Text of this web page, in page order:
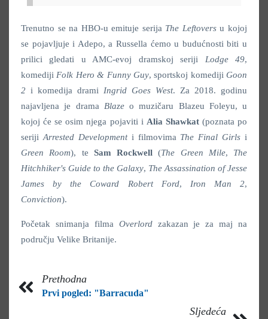
Trenutno se na HBO-u emituje serija The Leftoversu kojoj
se pojavljuje i Adepo, a Russella ćemo u budućnosti biti u
prilici gledati u AMC-evoj dramskoj seriji Lodge 49,
komediji Folk Hero & Funny Guy, sportskoj komediji Goon
2 i komedija drami Ingrid Goes West. Za 2018. godinu
najavljena je drama Blazeo muzičaru Blazeu Foleyu, u
kojoj će se osim njega pojaviti i Alia Shawkat(poznata po
seriji Arrested Developmenti filmovima The Final Girls i
Green Room), te Sam Rockwell (The Green Mile, The
Hitchhiker's Guide to the Galaxy, The Assassination of Jesse
James by the Coward Robert
Ford, Iron Man 2,
Conviction).
Početak snimanja filma Overlordzakazan je za maj na
području Velike Britanije.
Prethodna
Prvi pogled: "Barracuda"
Sljedeća